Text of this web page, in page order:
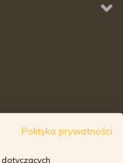
Polityka prywatności